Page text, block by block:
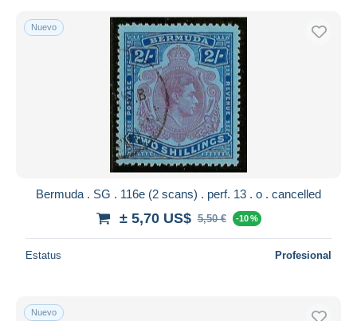
Nuevo
Bermuda . SG . 116e (2 scans) . perf. 13 . o . cancelled
± 5,70 US$ 5,50 € -10 %
Estatus Profesional
Nuevo